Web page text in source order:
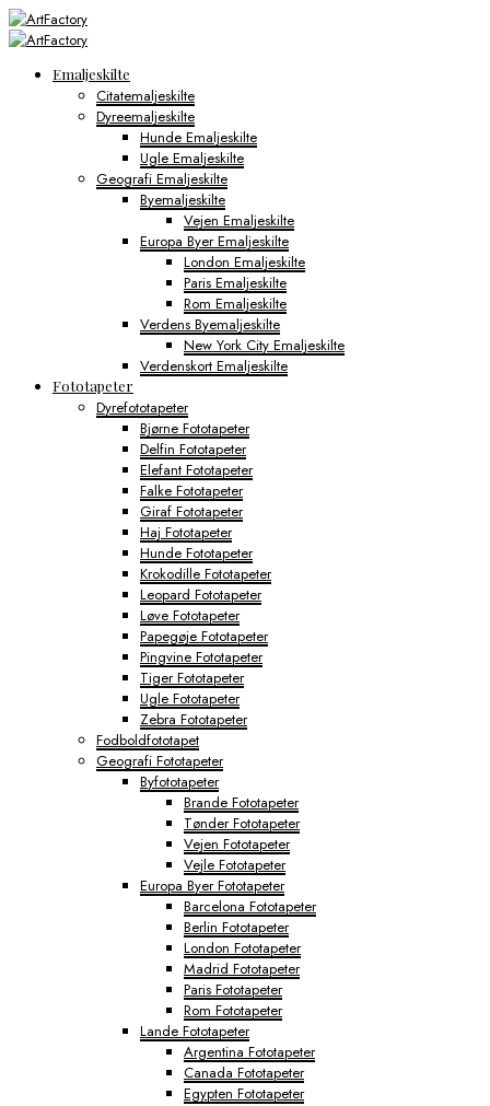
Emaljeskilte
Citatemaljeskilte
Dyreemaljeskilte
Hunde Emaljeskilte
Ugle Emaljeskilte
Geografi Emaljeskilte
Byemaljeskilte
Vejen Emaljeskilte
Europa Byer Emaljeskilte
London Emaljeskilte
Paris Emaljeskilte
Rom Emaljeskilte
Verdens Byemaljeskilte
New York City Emaljeskilte
Verdenskort Emaljeskilte
Fototapeter
Dyrefototapeter
Bjørne Fototapeter
Delfin Fototapeter
Elefant Fototapeter
Falke Fototapeter
Giraf Fototapeter
Haj Fototapeter
Hunde Fototapeter
Krokodille Fototapeter
Leopard Fototapeter
Løve Fototapeter
Papegøje Fototapeter
Pingvine Fototapeter
Tiger Fototapeter
Ugle Fototapeter
Zebra Fototapeter
Fodboldfototapet
Geografi Fototapeter
Byfototapeter
Brande Fototapeter
Tønder Fototapeter
Vejen Fototapeter
Vejle Fototapeter
Europa Byer Fototapeter
Barcelona Fototapeter
Berlin Fototapeter
London Fototapeter
Madrid Fototapeter
Paris Fototapeter
Rom Fototapeter
Lande Fototapeter
Argentina Fototapeter
Canada Fototapeter
Egypten Fototapeter